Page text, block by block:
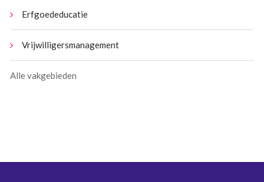
Erfgoededucatie
Vrijwilligersmanagement
Alle vakgebieden